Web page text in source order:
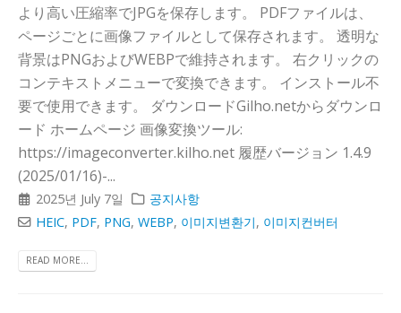
より高い圧縮率でJPGを保存します。 PDFファイルは、
ページごとに画像ファイルとして保存されます。 透明な
背景はPNGおよびWEBPで維持されます。 右クリックの
コンテキストメニューで変換できます。 インストール不
要で使用できます。 ダウンロードGilho.netからダウンロ
ード ホームページ 画像変換ツール:
https://imageconverter.kilho.net 履歴バージョン 1.4.9
(2025/01/16)-...
2025년 July 7일
공지사항
HEIC, PDF, PNG,WEBP, 이미지변환기, 이미지컨버터
READ MORE...